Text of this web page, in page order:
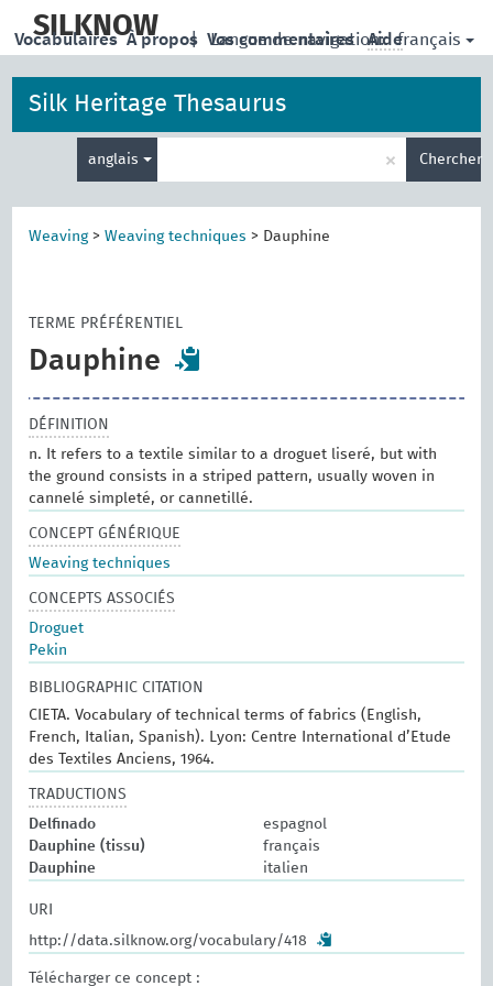
main
SILKNOW | Langue de navigation: français
Vocabulaires À propos Vos commentaires Aide
Silk Heritage Thesaurus
anglais
de
recherche
× Chercher
Weaving>Weaving techniques > Dauphine
TERME PRÉFÉRENTIEL
Dauphine
DÉFINITION
n. It refers to a textile similar to a droguet liseré, but with
the ground consists in a striped pattern, usually woven in
cannelé simpleté, or cannetillé.
CONCEPT GÉNÉRIQUE
Weaving techniques
CONCEPTS ASSOCIÉS
Droguet
Pekin
BIBLIOGRAPHIC CITATION
CIETA. Vocabulary of technical terms of fabrics (English,
French, Italian, Spanish). Lyon: Centre International d’Etude
des Textiles Anciens, 1964.
TRADUCTIONS
Delfinado
espagnol
Dauphine (tissu)
français
Dauphine
italien
URI
http://data.silknow.org/vocabulary/418
Télécharger ce concept :